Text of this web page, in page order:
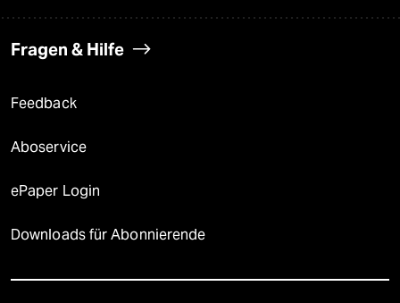
Fragen & Hilfe
Feedback
Aboservice
ePaper Login
Downloads für Abonnierende